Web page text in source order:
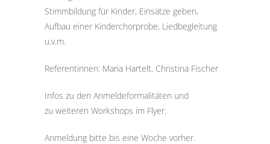
Stimmbildung für Kinder, Einsätze geben,
Aufbau einer Kinderchorprobe, Liedbegleitung
u.v.m.
Referentinnen: Maria Hartelt, Christina Fischer
Infos zu den Anmeldeformalitäten und
zu weiteren Workshops im Flyer.
Anmeldung bitte bis eine Woche vorher.